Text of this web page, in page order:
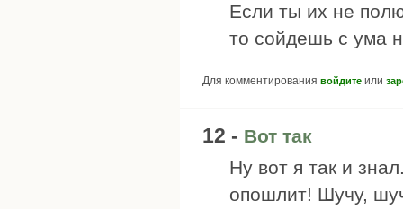
Если ты их не
то сойдешь с ума
Для комментирования войдите или
12 - Вот так
Ну вот я так и
опошлит! Шучу,